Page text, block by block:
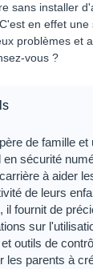
sans installer
en effet
problèmes et
vous ?
de famille et
en sécurité
à aider
de leurs
il fournit de
sur
outils de
les parents à